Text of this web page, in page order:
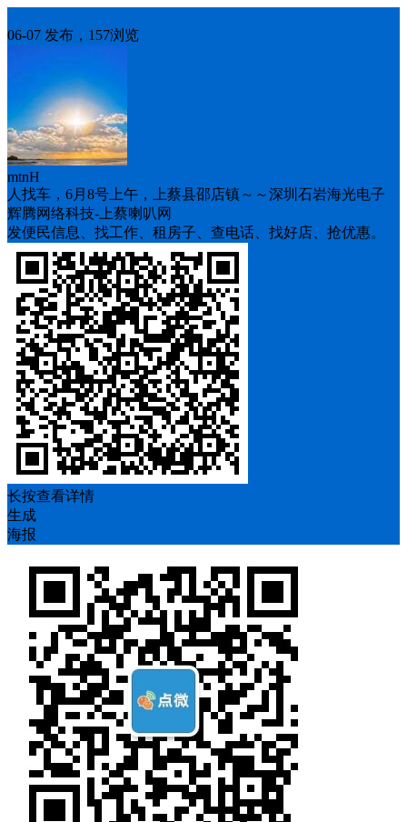
06-07 发布，157浏览
mtnH
人找车，6月8号上午，上蔡县邵店镇～～深圳石岩海光电子
辉腾网络科技-上蔡喇叭网
发便民信息、找工作、租房子、查电话、找好店、抢优惠。
长按查看详情
生成
海报